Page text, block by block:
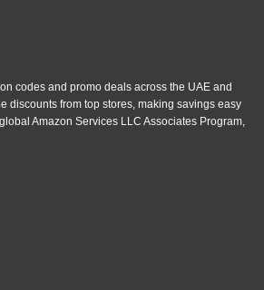
codes and promo deals across the UAE and
discounts from top stores, making savings easy
Amazon Services LLC Associates Program,